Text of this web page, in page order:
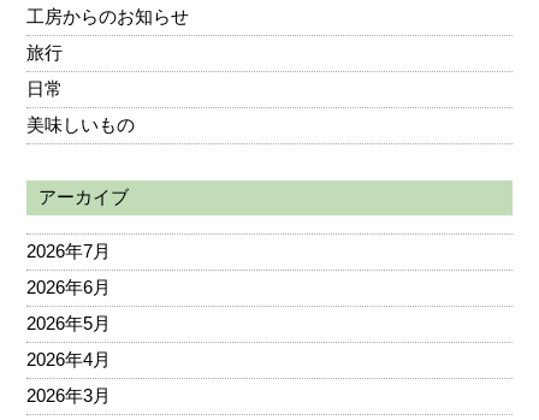
工房からのお知らせ
旅行
日常
美味しいもの
アーカイブ
2026年7月
2026年6月
2026年5月
2026年4月
2026年3月